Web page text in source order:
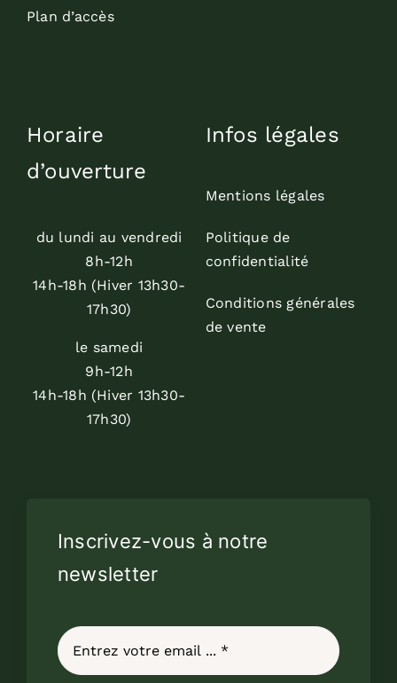
Plan d’accès
Horaire
d’ouverture
du lundi au vendredi
8h-12h
14h-18h (Hiver 13h30-
17h30)
le samedi
9h-12h
14h-18h (Hiver 13h30-
17h30)
Infos légales
Mentions légales
Politique de
confidentialité
Conditions générales
de vente
Inscrivez-vous à notre
newsletter